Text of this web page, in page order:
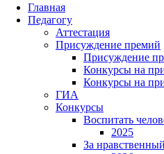
Главная
Педагогу
Аттестация
Присуждение премий
Присуждение
Конкурсы на
Конкурсы на
ГИА
Конкурсы
Воспитать
2025
За